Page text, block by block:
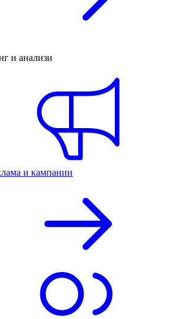
и анализи
и кампании